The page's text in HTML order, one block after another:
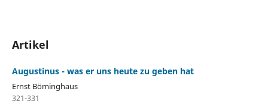
Artikel
Augustinus - was er uns heute zu geben hat
Ernst Böminghaus
321-331